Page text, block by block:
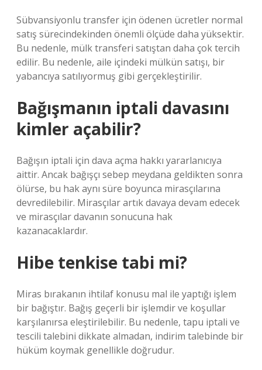
Sübvansiyonlu transfer için ödenen ücretler normal
satış sürecindekinden önemli ölçüde daha yüksektir.
Bu nedenle, mülk transferi satıştan daha çok tercih
edilir. Bu nedenle, aile içindeki mülkün satışı, bir
yabancıya satılıyormuş gibi gerçekleştirilir.
Bağışmanın iptali davasını
kimler açabilir?
Bağışın iptali için dava açma hakkı yararlanıcıya
aittir. Ancak bağışçı sebep meydana geldikten sonra
ölürse, bu hak aynı süre boyunca mirasçılarına
devredilebilir. Mirasçılar artık davaya devam edecek
ve mirasçılar davanın sonucuna hak
kazanacaklardır.
Hibe tenkise tabi mi?
Miras bırakanın ihtilaf konusu mal ile yaptığı işlem
bir bağıştır. Bağış geçerli bir işlemdir ve koşullar
karşılanırsa eleştirilebilir. Bu nedenle, tapu iptali ve
tescili talebini dikkate almadan, indirim talebinde bir
hüküm koymak genellikle doğrudur.